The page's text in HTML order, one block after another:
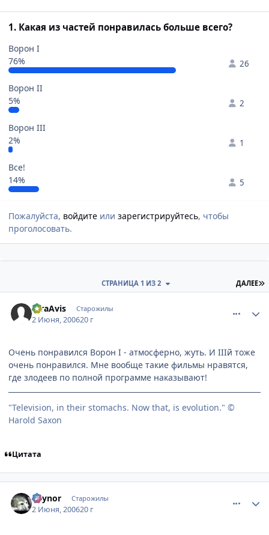
1. Какая из частей понравилась больше всего?
Ворон I
76%
26
Ворон II
5%
2
Ворон III
2%
1
Все!
14%
5
Пожалуйста, войдите или зарегистрируйтесь, чтобы
проголосовать.
ДАЛЕЕ
СТРАНИЦА 1 ИЗ 2
raraAvis Старожилы
2 Июня, 200620 г
Очень понравился Ворон I - атмосферно, жуть. И IIIй тоже
очень понравился. Мне вообще такие фильмы нравятся,
где злодеев по полной программе наказывают!
"Television, in their stomachs. Now that, is evolution." ©
Harold Saxon
Цитата
Raynor Старожилы
2 Июня, 200620 г